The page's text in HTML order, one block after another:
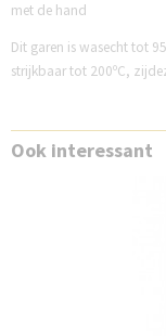
met de hand
Dit garen is wasecht tot
strijkbaar tot 200ºC,
Ook interessant